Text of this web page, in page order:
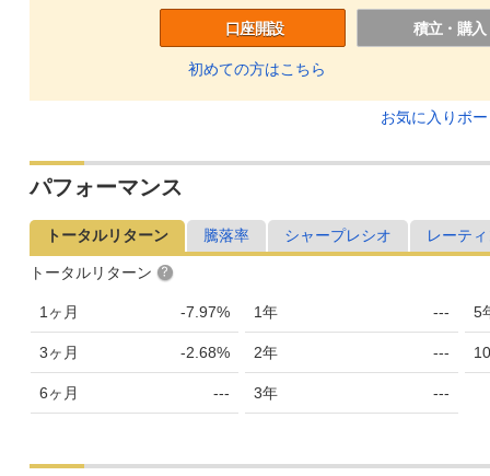
口座開設
初めての方はこちら
積立・購入
お気に入りボ
パフォーマンス
トータルリターン 騰落率 シャープレシオ レーテ
トータルリターン
1ヶ月 -7.97%
3ヶ月 -2.68%
6ヶ月 ---
1年 ---
2年 ---
3年 ---
5